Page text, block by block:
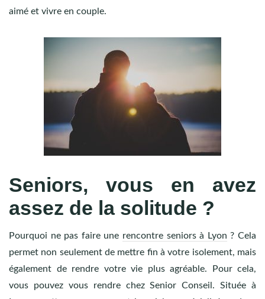
aimé et vivre en couple.
Seniors, vous en avez
assez de la solitude ?
Pourquoi ne pas faire une rencontre seniors à Lyon ? Cela
permet non seulement de mettre fin à votre isolement, mais
également de rendre votre vie plus agréable. Pour cela,
vous pouvez vous rendre chez Senior Conseil. Située à